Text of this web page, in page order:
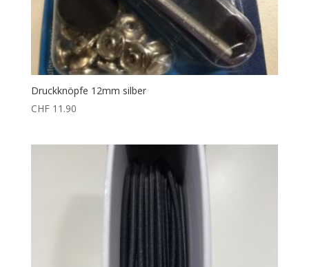
Druckknöpfe 12mm silber
CHF11.90